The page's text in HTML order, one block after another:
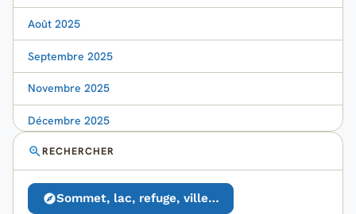
Août 2025
Septembre 2025
Novembre 2025
Décembre 2025
RECHERCHER
Sommet, lac, refuge, ville…